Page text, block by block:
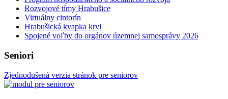
Rozvojové tímy Hrabušice
Virtuálny cintorín
Hrabušická kvapka krvi
Spojené voľby do orgánov územnej samosprávy 2026
Seniori
Zjednodušená verzia stránok pre seniorov